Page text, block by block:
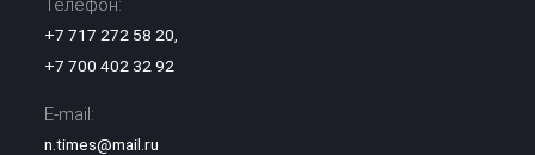
Телефон:
+7 717 272 58 20
+7 700 402 32 92
E-mail:
n.times@mail.ru